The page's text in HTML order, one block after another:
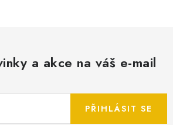
a akce na váš e-mail
PŘIHLÁSIT SE